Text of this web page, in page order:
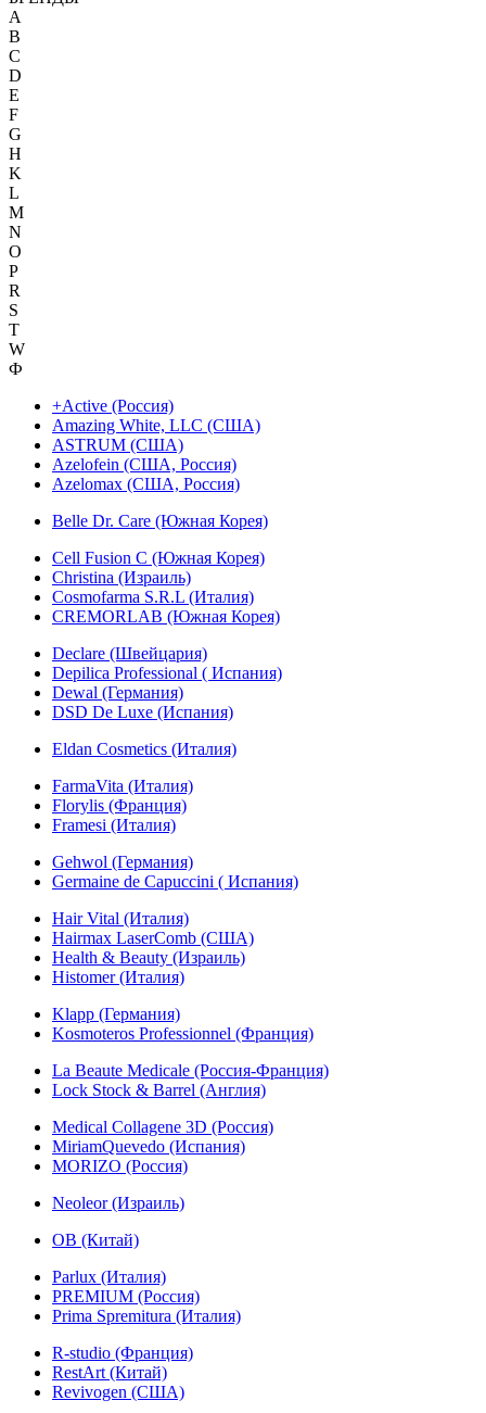
A
B
C
D
E
F
G
H
K
L
M
N
O
P
R
S
T
W
Ф
+Active (Россия)
Amazing White, LLC (США)
ASTRUM (США)
Azelofein (США, Россия)
Azelomax (США, Россия)
Belle Dr. Care (Южная Корея)
Cell Fusion C (Южная Корея)
Christina (Израиль)
Cosmofarma S.R.L (Италия)
CREMORLAB (Южная Корея)
Declare (Швейцария)
Depilica Professional ( Испания)
Dewal (Германия)
DSD De Luxe (Испания)
Eldan Cosmetics (Италия)
FarmaVita (Италия)
Florylis (Франция)
Framesi (Италия)
Gehwol (Германия)
Germaine de Capuccini ( Испания)
Hair Vital (Италия)
Hairmax LaserComb (США)
Health & Beauty (Израиль)
Histomer (Италия)
Klapp (Германия)
Kosmoteros Professionnel (Франция)
La Beaute Medicale (Россия-Франция)
Lock Stock & Barrel (Англия)
Medical Collagene 3D (Россия)
MiriamQuevedo (Испания)
MORIZO (Россия)
Neoleor (Израиль)
OB (Китай)
Parlux (Италия)
PREMIUM (Россия)
Prima Spremitura (Италия)
R-studio (Франция)
RestArt (Китай)
Revivogen (США)